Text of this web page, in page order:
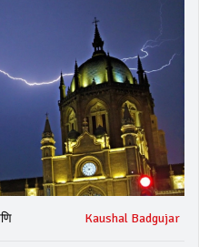
Kaushal Badgujar